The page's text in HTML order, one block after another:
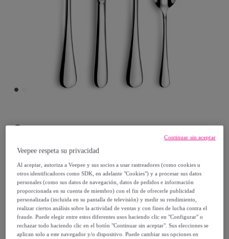
Couzon
Clipper - Cubertería de 48 piezas
Modelo: Clipper - Cubertería de 48 piezas
340,90 €
568,20 €
-40%
Veepee respeta su privacidad
Al aceptar, autoriza a Veepee y sus socios a usar rastreadores (como cookies u
otros identificadores como SDK, en adelante "Cookies") y a procesar sus datos
personales (como sus datos de navegación, datos de pedidos e información
proporcionada en su cuenta de miembro) con el fin de ofrecerle publicidad
personalizada (incluida en su pantalla de televisión) y medir su rendimiento,
realizar ciertos análisis sobre la actividad de ventas y con fines de lucha contra el
fraude. Puede elegir entre estos diferentes usos haciendo clic en "Configurar" o
rechazar todo haciendo clic en el botón "Continuar sin aceptar". Sus elecciones se
aplican solo a este navegador y/o dispositivo. Puede cambiar sus opciones en
Continuar sin aceptar